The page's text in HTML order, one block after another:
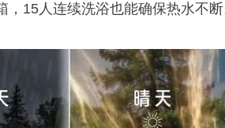
，15人连续洗浴也能确保热水不断